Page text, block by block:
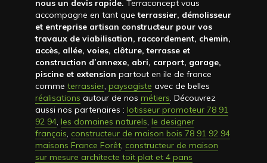
nous un devis rapide. Terraconcept vous
accompagne en tant queterrassier, démolisseur
et entreprise artisan constructeur pour vos
travaux de viabilisation, raccordement, chemin,
accès, allée, voies, clôture, terrasse et
construction d’annexe, abri, carport, garage,
piscine et extension partout en ile de france
comme terrassier, paysagiste avec de belles
réalisations autour de nos métiers. Découvrez
aussi nos partenaires : lotisseur promoteur 78 91
92 94, les domaines naturels, le designer
français, constructeur de maison bois 78 91 92 94
maisons France Forêt, constructeur de maison
sur mesure architecte toit plat et 4 pans